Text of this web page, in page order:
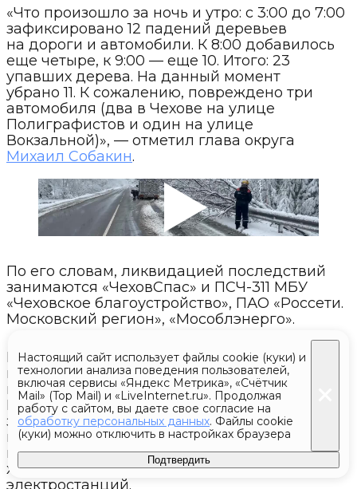
«Что произошло за ночь и утро: с 3:00 до 7:00
зафиксировано 12 падений деревьев
на дороги и автомобили. К 8:00 добавилось
еще четыре, к 9:00 — еще 10. Итого: 23
упавших дерева. На данный момент
убрано 11. К сожалению, повреждено три
автомобиля (два в Чехове на улице
Полиграфистов и один на улице
Вокзальной)», — отметил глава округа
Михаил Собакин.
По его словам, ликвидацией последствий
занимаются «ЧеховСпас» и ПСЧ-311 МБУ
«Чеховское благоустройство», ПАО «Россети.
Московский регион», «Мособлэнерго».
Губернатор ПодмосковьяАндрей Воробьев
взял на личный контроль ход
восстановительных работ в округах.
В ликвидации последствий непогоды
задействовали 120 бригад электриков
из компаний «Россети», «Мособлэнерго»
и «Мособлгаз», 22 бригады лесного
хозяйства, а также 40 передвижных
электростанций.
Настоящий сайт использует файлы cookie (куки) и
технологии анализа поведения пользователей,
включая сервисы «Яндекс Метрика», «Счётчик
Mail» (Top Mail) и «LiveInternet.ru». Продолжая
работу с сайтом, вы даете свое согласие на
обработку персональных данных. Файлы cookie
(куки) можно отключить в настройках браузера
Подтвердить